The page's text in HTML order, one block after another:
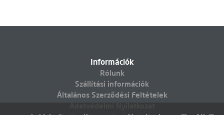
Információk
Rólunk
Szállítási információk
Általános Szerződési Feltételek